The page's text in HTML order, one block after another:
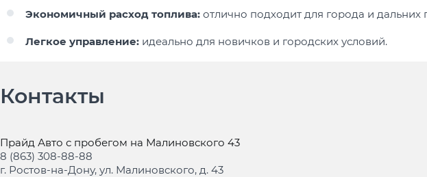
Экономичный расход топлива: отлично подходит для города и дальних
Легкое управление: идеально для новичков и городских условий.
Контакты
Прайд Авто с пробегом на Малиновского 43
8 (863) 308-88-88
г. Ростов-на-Дону, ул. Малиновского, д. 43